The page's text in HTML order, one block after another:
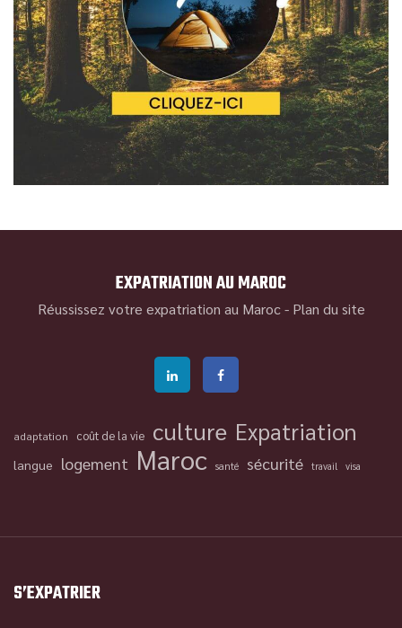
EXPATRIATION AU MAROC
Réussissez votre expatriation au Maroc - Plan du site
adaptation coût de la vie culture Expatriation
langue logement Maroc santé sécurité travail visa
S’EXPATRIER